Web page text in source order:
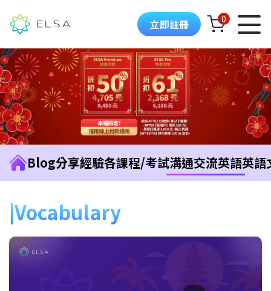
立即註冊 0
Blog分享經驗各課程/考試溝通交流英語英語
Vocabulary